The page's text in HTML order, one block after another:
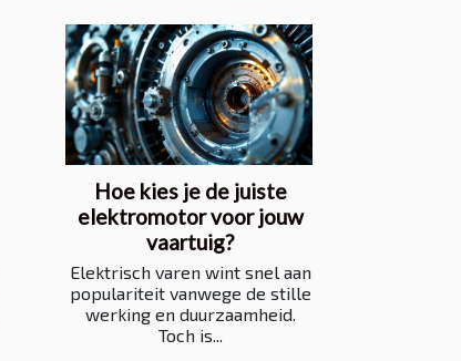
Hoe kies je de juiste
elektromotor voor jouw
vaartuig?
Elektrisch varen wint snel aan
populariteit vanwege de stille
werking en duurzaamheid.
Toch is...